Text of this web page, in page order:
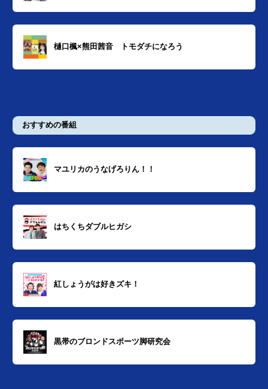
樋口楓×熊田茜音 トモダチになろう
おすすめの番組
マユリカのうなげろりん！！
はちくちダブルヒガシ
紅しょうがは好きズキ！
黒帯のブロンドスポーツ脚研究会